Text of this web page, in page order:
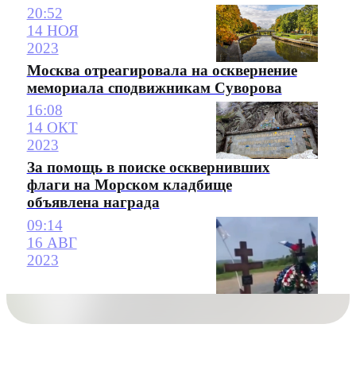
20:52
14 НОЯ
2023
Москва отреагировала на осквернение
мемориала сподвижникам Суворова
16:08
14 ОКТ
2023
За помощь в поиске осквернивших
флаги на Морском кладбище
объявлена награда
09:14
16 АВГ
2023